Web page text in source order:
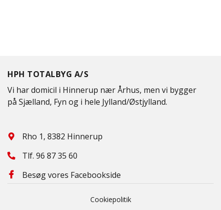
HPH TOTALBYG A/S
Vi har domicil i Hinnerup nær Århus, men vi bygger
på Sjælland, Fyn og i hele Jylland/Østjylland.
Rho 1, 8382 Hinnerup
Tlf. 96 87 35 60
Besøg vores Facebookside
Cookiepolitik